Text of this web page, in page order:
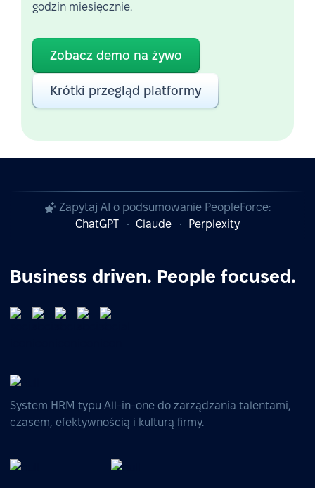
godzin miesięcznie.
Zobacz demo na żywo
Krótki przegląd platformy
Zapytaj AI o podsumowanie PeopleForce:
ChatGPT
Claude Perplexity
Business driven. People focused.
System HRM typu All-in-one do zarządzania talentami,
czasem, efektywnością i kulturą firmy.